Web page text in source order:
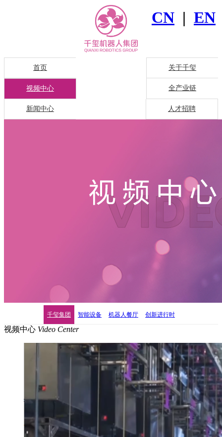
CN | EN
首页 关于千玺
视频中心 全产业链
新闻中心 人才招聘
千玺集团 智能设备 机器人餐厅 创新进行时
视频中心 Video Center